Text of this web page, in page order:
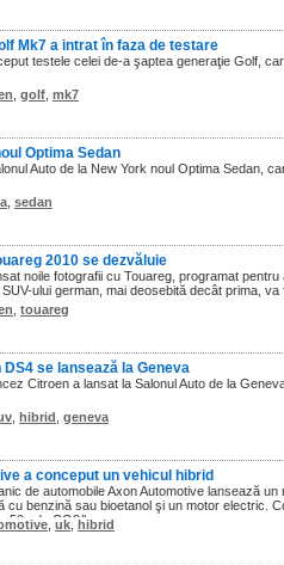
Mk7 a intrat în faza de testare
testele celei de-a şaptea generaţie Golf,
golf mk7
Optima Sedan
Auto de la New York noul Optima Sedan,
sedan
2010 se dezvăluie
noile fotografii cu Touareg, programat
ului german, mai deosebită decât prima,
touareg
DS4 se lansează la Geneva
Citroen a lansat la Salonul Auto de la
hibrid geneva
a conceput un vehicul hibrid
de automobile Axon Automotive lansează
cu benzină sau bioetanol şi un motor electric.
50g de CO2/km.
uk hibrid